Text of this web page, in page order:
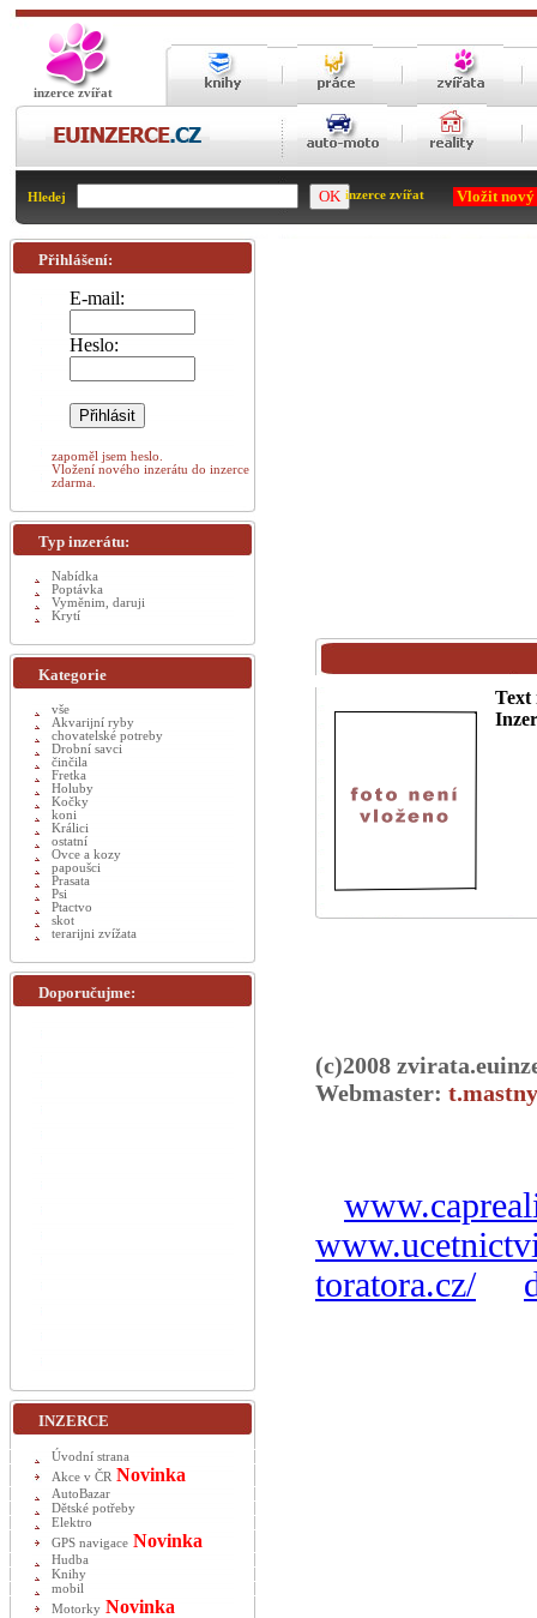
inzerce zvířat
Hledej inzerce zvířat Vložit
Text
(c)2008
Webmaster:
toratora.cz/
Přihlášení:
E-mail:
Heslo:
zapoměl jsem heslo.
Vložení nového inzerátu do inzerce
zdarma.
Typ inzerátu:
Nabídka
Poptávka
Vyměnim, daruji
Krytí
Kategorie
vše
Akvarijní ryby
chovatelské potreby
Drobní savci
činčila
Fretka
Holuby
Kočky
koni
Králici
ostatní
Ovce a kozy
papoušci
Prasata
Psi
Ptactvo
skot
terarijni zvížata
Doporučujme:
INZERCE
Úvodní strana
Akce v ČR Novinka
AutoBazar
Dětské potřeby
Elektro
GPS navigace Novinka
Hudba
Knihy
mobil
Motorky Novinka